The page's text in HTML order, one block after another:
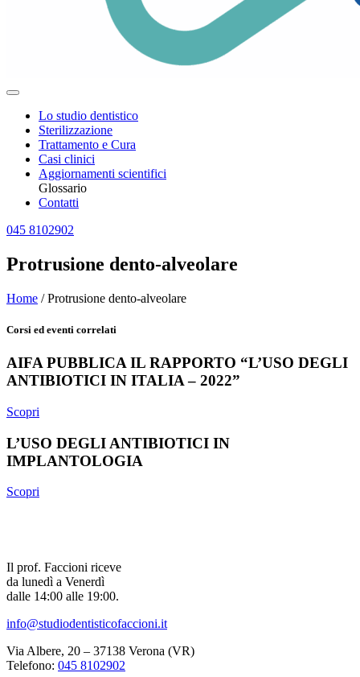
Lo studio dentistico
Sterilizzazione
Trattamento e Cura
Casi clinici
Aggiornamenti scientifici
Glossario
Contatti
045 8102902
Protrusione dento-alveolare
Home /Protrusione dento-alveolare
Corsi ed eventi correlati
AIFA PUBBLICA IL RAPPORTO “L’USO DEGLI
ANTIBIOTICI IN ITALIA – 2022”
Scopri
L’USO DEGLI ANTIBIOTICI IN
IMPLANTOLOGIA
Scopri
Il prof. Faccioni riceve
da lunedì a Venerdì
dalle 14:00 alle 19:00.
info@studiodentisticofaccioni.it
Via Albere, 20 – 37138 Verona (VR)
Telefono: 045 8102902